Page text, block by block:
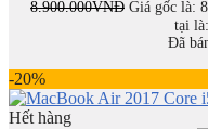
8.900.000VNĐ Giá gốc là:
tại
Đã
-20%
Hết hàng